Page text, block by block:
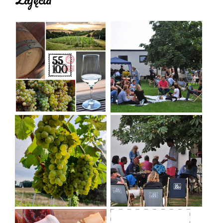
Dolnośląski Certyfikat Zielonej Doliny Żywności i
najwyższej jakości. Winnica jest miejscem
przyjaznym rowerzystom oraz zwierzętom.
W naszej ofercie mamy wina tj. Muscaris, Solaris,
Cuvée, Regent oraz przetwory z borówki
amerykańskiej czy jagody. Przetwory dostępne są
wyłącznie na miejscu, a wina można nabyć w winnicy
lub zamówić ich dostawę pod wskazany adres.
Winnica 55-100 to miejsce, które połączyło ludzi z
pasją do tworzenia dobrego wina. Przesłanie jest
proste, nasza nazwa to kod pocztowy miejsca, w
którym działamy i uprawiamy winorośl. Winnica